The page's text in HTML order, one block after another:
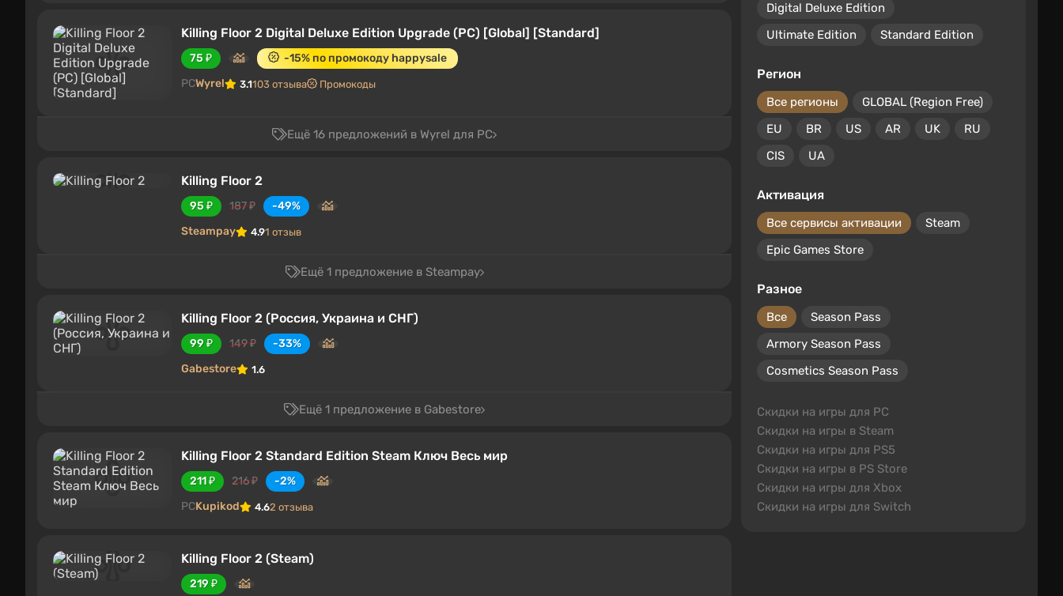
Digital Deluxe Edition
Ultimate Edition
Standard Edition
Регион
Все регионы
GLOBAL (Region Free)
EU
BR US AR UK
RU
CIS
UA
Активация
Все сервисы активации
Steam
Epic Games Store
Разное
Все
Season Pass
Armory Season Pass
Cosmetics Season Pass
Скидки на игры для PC
Скидки на игры в Steam
Скидки на игры для PS5
Скидки на игры в PS Store
Скидки на игры для Xbox
Скидки на игры для Switch
Killing Floor 2 Digital Deluxe Edition Upgrade (PC) [Global] [Standard]
75 ₽
-15% по промокоду happysale
PCWyrel 3.1103 отзыва Промокоды
Ещё 16 предложений в Wyrel для PC
Killing Floor 2
95 ₽ 187 ₽
-49%
Steampay
4.91 отзыв
Ещё 1 предложение в Steampay
Killing Floor 2 (Россия, Украина и СНГ)
99 ₽ 149 ₽
-33%
Gabestore
1.6
Ещё 1 предложение в Gabestore
Killing Floor 2 Standard Edition Steam Ключ Весь мир
211 ₽ 216 ₽
-2%
PCKupikod 4.62 отзыва
Killing Floor 2 (Steam)
219 ₽